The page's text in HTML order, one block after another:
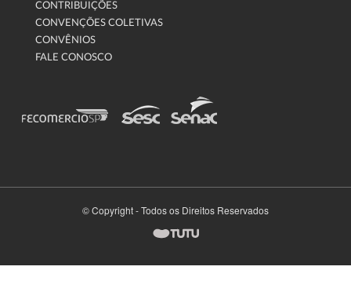
CONTRIBUIÇÕES
CONVENÇÕES COLETIVAS
CONVÊNIOS
FALE CONOSCO
© Copyright - Todos os Direitos Reservados